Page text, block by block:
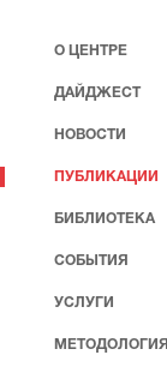
О ЦЕНТРЕ
ДАЙДЖЕСТ
НОВОСТИ
ПУБЛИКАЦИИ
БИБЛИОТЕКА
СОБЫТИЯ
УСЛУГИ
МЕТОДОЛОГИЯ